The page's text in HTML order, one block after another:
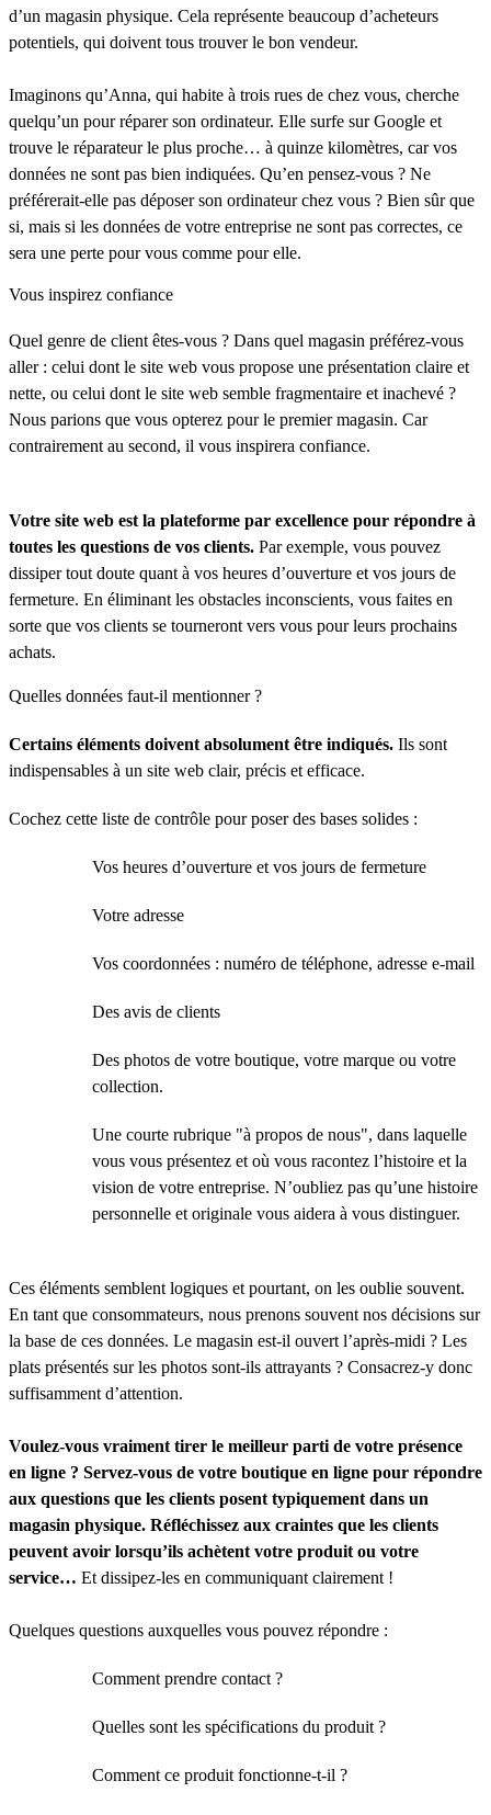
d’un magasin physique. Cela représente beaucoup d’acheteurs
potentiels, qui doivent tous trouver le bon vendeur.
Imaginons qu’Anna, qui habite à trois rues de chez vous, cherche
quelqu’un pour réparer son ordinateur. Elle surfe sur Google et
trouve le réparateur le plus proche… à quinze kilomètres, car vos
données ne sont pas bien indiquées. Qu’en pensez-vous ? Ne
préférerait-elle pas déposer son ordinateur chez vous ? Bien sûr que
si, mais si les données de votre entreprise ne sont pas correctes, ce
sera une perte pour vous comme pour elle.
Vous inspirez confiance
Quel genre de client êtes-vous ? Dans quel magasin préférez-vous
aller : celui dont le site web vous propose une présentation claire et
nette, ou celui dont le site web semble fragmentaire et inachevé ?
Nous parions que vous opterez pour le premier magasin. Car
contrairement au second, il vous inspirera confiance.
Votre site web est la plateforme par excellence pour répondre à
toutes les questions de vos clients. Par exemple, vous pouvez
dissiper tout doute quant à vos heures d’ouverture et vos jours de
fermeture. En éliminant les obstacles inconscients, vous faites en
sorte que vos clients se tourneront vers vous pour leurs prochains
achats.
Quelles données faut-il mentionner ?
Certains éléments doivent absolument être indiqués. Ils sont
indispensables à un site web clair, précis et efficace.
Cochez cette liste de contrôle pour poser des bases solides :
Vos heures d’ouverture et vos jours de fermeture
Votre adresse
Vos coordonnées : numéro de téléphone, adresse e-mail
Des avis de clients
Des photos de votre boutique, votre marque ou votre
collection.
Une courte rubrique "à propos de nous", dans laquelle
vous vous présentez et où vous racontez l’histoire et la
vision de votre entreprise. N’oubliez pas qu’une histoire
personnelle et originale vous aidera à vous distinguer.
Ces éléments semblent logiques et pourtant, on les oublie souvent.
En tant que consommateurs, nous prenons souvent nos décisions sur
la base de ces données. Le magasin est-il ouvert l’après-midi ? Les
plats présentés sur les photos sont-ils attrayants ? Consacrez-y donc
suffisamment d’attention.
Voulez-vous vraiment tirer le meilleur parti de votre présence
en ligne ? Servez-vous de votre boutique en ligne pour répondre
aux questions que les clients posent typiquement dans un
magasin physique. Réfléchissez aux craintes que les clients
peuvent avoir lorsqu’ils achètent votre produit ou votre
service… Et dissipez-les en communiquant clairement !
Quelques questions auxquelles vous pouvez répondre :
Comment prendre contact ?
Quelles sont les spécifications du produit ?
Comment ce produit fonctionne-t-il ?